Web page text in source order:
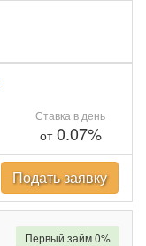
Ставка в день
от0.07%
Подать заявку
Первый займ 0%